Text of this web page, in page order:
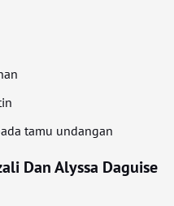
tamu undangan
Dan Alyssa Daguise